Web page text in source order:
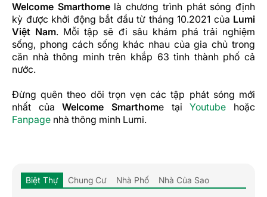
Welcome Smarthomelà chương trình phát sóng định
kỳ được khởi động bắt đầu từ tháng 10.2021 của Lumi
Việt Nam. Mỗi tập sẽ đi sâu khám phá trải nghiệm
sống, phong cách sống khác nhau của gia chủ trong
căn nhà thông minh trên khắp 63 tỉnh thành phố cả
nước.
Đừng quên theo dõi trọn vẹn các tập phát sóng mới
nhất củaWelcome Smarthome tạiYoutube hoặc
Fanpage nhà thông minh Lumi.
Biệt Thự Chung Cư Nhà Phố Nhà Của Sao